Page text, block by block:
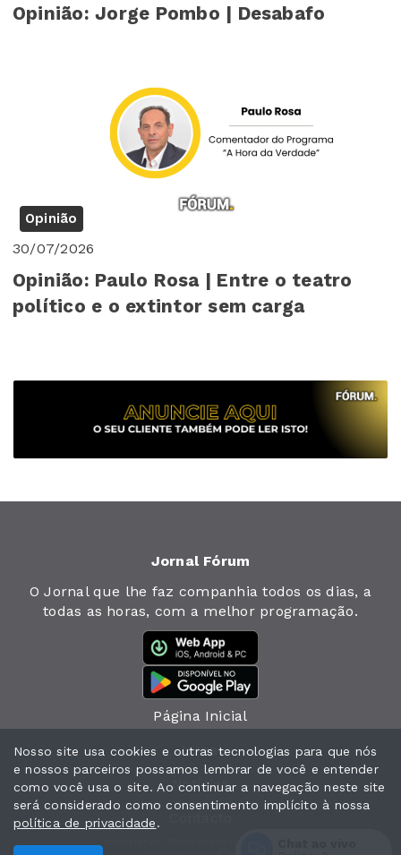
Opinião: Jorge Pombo | Desabafo
Opinião
30/07/2026
Opinião: Paulo Rosa | Entre o teatro
político e o extintor sem carga
Jornal Fórum
O Jornal que lhe faz companhia todos os dias, a
todas as horas, com a melhor programação.
Página Inicial
Jornal
Notícias
Nosso site usa cookies e outras tecnologias para que nós
e nossos parceiros possamos lembrar de você e entender
como você usa o site. Ao continuar a navegação neste site
será considerado como consentimento implícito à nossa
política de privacidade.